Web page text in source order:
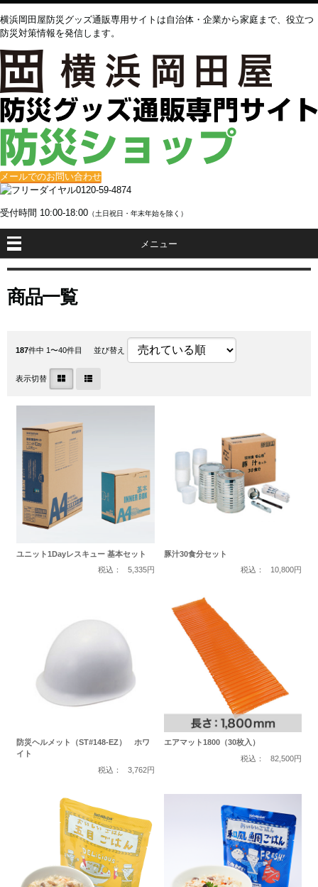
横浜岡田屋防災グッズ通販専用サイトは自治体・企業から家庭まで、役立つ
防災対策情報を発信します。
メールでのお問い合わせ
0120-59-4874
受付時間 10:00-18:00 （土日祝日・年末年始を除く）
メニュー
商品一覧
187件中 1〜40件目 並び替え
表示切替
ユニット1Dayレスキュー 基本セット
税込：
5,335円
豚汁30食分セット
税込：
10,800円
防災ヘルメット（ST#148-EZ） ホワ
イト
税込：
3,762円
エアマット1800（30枚入）
税込：
82,500円